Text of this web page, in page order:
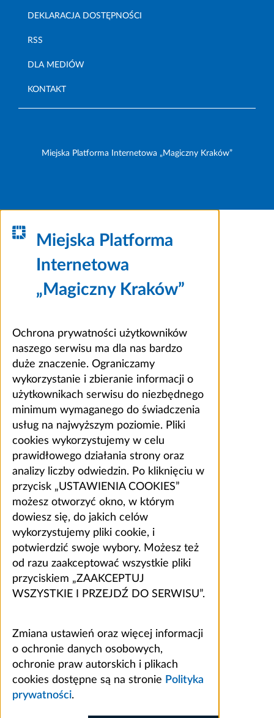
DEKLARACJA DOSTĘPNOŚCI
RSS
DLA MEDIÓW
KONTAKT
Miejska Platforma Internetowa „Magiczny Kraków”
Miejska Platforma
Internetowa
„Magiczny Kraków”
Ochrona prywatności użytkowników
naszego serwisu ma dla nas bardzo
duże znaczenie. Ograniczamy
wykorzystanie i zbieranie informacji o
użytkownikach serwisu do niezbędnego
minimum wymaganego do świadczenia
usług na najwyższym poziomie. Pliki
cookies wykorzystujemy w celu
prawidłowego działania strony oraz
analizy liczby odwiedzin. Po kliknięciu w
przycisk „USTAWIENIA COOKIES”
możesz otworzyć okno, w którym
dowiesz się, do jakich celów
wykorzystujemy pliki cookie, i
potwierdzić swoje wybory. Możesz też
od razu zaakceptować wszystkie pliki
przyciskiem „ZAAKCEPTUJ
WSZYSTKIE I PRZEJDŹ DO SERWISU”.
Zmiana ustawień oraz więcej informacji
o ochronie danych osobowych,
ochronie praw autorskich i plikach
cookies dostępne są na stronie Polityka
prywatności.